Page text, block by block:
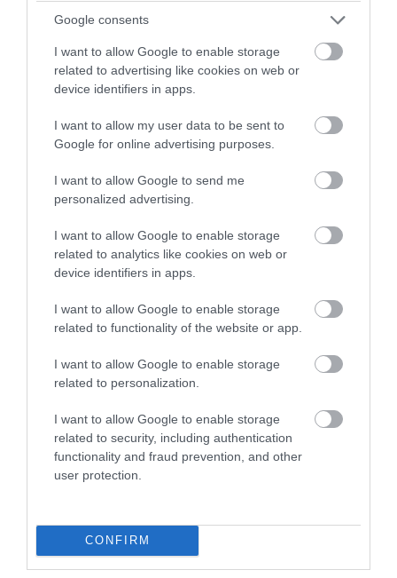
Google consents
I want to allow Google to enable storage
related to advertising like cookies on web or
device identifiers in apps.
I want to allow my user data to be sent to
Google for online advertising purposes.
I want to allow Google to send me
personalized advertising.
I want to allow Google to enable storage
related to analytics like cookies on web or
device identifiers in apps.
I want to allow Google to enable storage
related to functionality of the website or app.
I want to allow Google to enable storage
related to personalization.
I want to allow Google to enable storage
related to security, including authentication
functionality and fraud prevention, and other
user protection.
CONFIRM
PRONEWS.GR /ΔΙΕΘΝΗΣ ΑΣΦΑΛΕΙΑ
Ιράν: «Το άνοιγμα των Στενών του Ορμούζ
εξαρτάται από την αποδοχή των όρων
μας από τις ΗΠΑ»
08.08.2026 | 15:53
ΔΙΕΘΝΗΣ ΑΣΦΑΛΕΙΑ
Βάσει της τριμερούς συμφωνίας
Τουρκίας, Σ.Αραβίας & Πακιστάν θα
πολεμήσουν Ριάντ και Ισλαμαμπάντ κατά
08.08.2026 | 15:22